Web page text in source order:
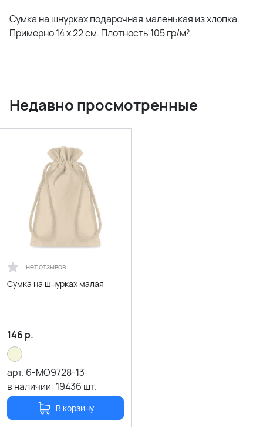
Сумка на шнурках подарочная маленькая из хлопка.
Примерно 14 х 22 см. Плотность 105 гр/м².
Недавно просмотренные
нет отзывов
Сумка на шнурках малая
146 р.
арт. 6-MO9728-13
в наличии: 19436 шт.
В корзину